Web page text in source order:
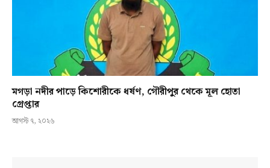
মগড়া নদীর পাড়ে কিশোরীকে ধর্ষণ, গৌরীপুর থেকে মূল হোতা
গ্রেপ্তার
আগস্ট ৭, ২০২৬